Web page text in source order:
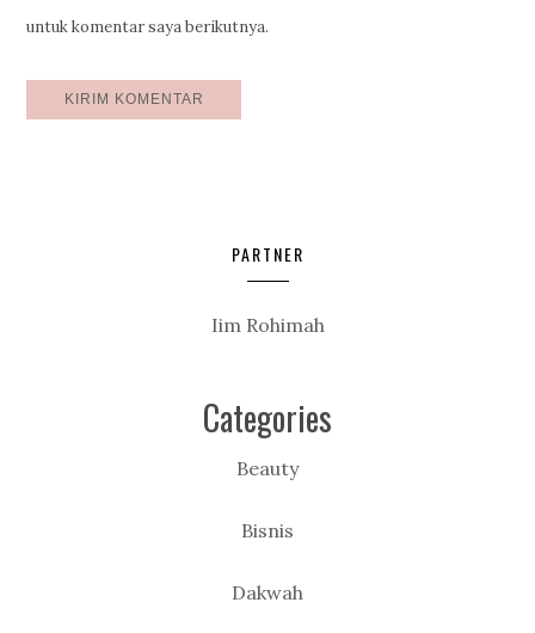
untuk komentar saya berikutnya.
PARTNER
Iim Rohimah
Categories
Beauty
Bisnis
Dakwah